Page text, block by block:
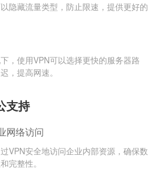
隐藏流量类型，防止限速，提供更好的
，使用VPN可以选择更快的服务器路
，提高网速。
支持
网络访问
VPN安全地访问企业内部资源，确保数
完整性。